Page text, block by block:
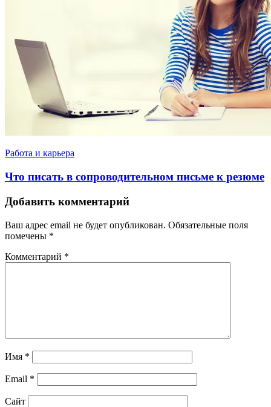
Работа и карьера
Что писать в сопроводительном письме к резюме
Добавить комментарий
Ваш адрес email не будет опубликован. Обязательные поля
помечены *
Комментарий *
Имя *
Email *
Сайт